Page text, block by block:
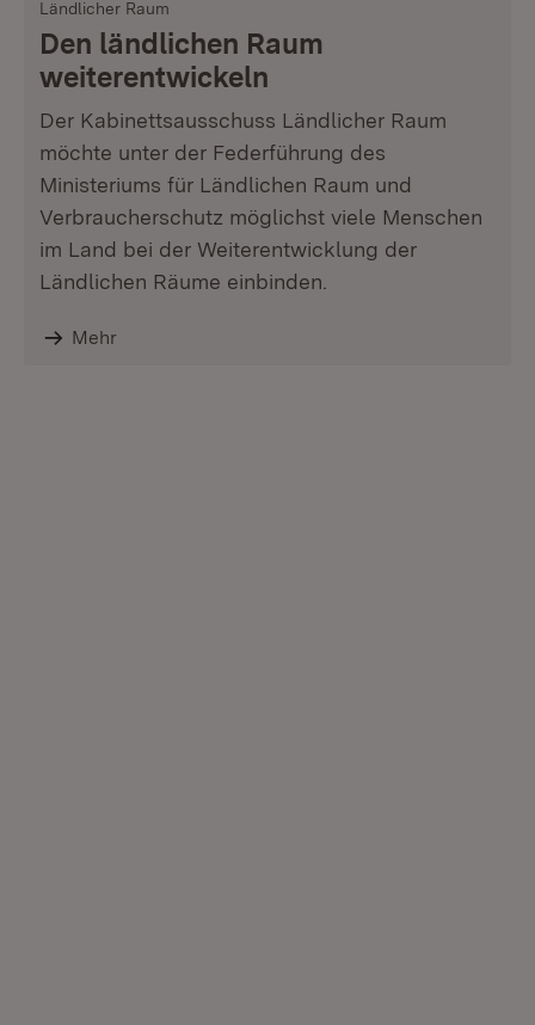
Ländlicher Raum
Den ländlichen Raum
weiterentwickeln
Der Kabinettsausschuss Ländlicher Raum
möchte unter der Federführung des
Ministeriums für Ländlichen Raum und
Verbraucherschutz möglichst viele Menschen
im Land bei der Weiterentwicklung der
Ländlichen Räume einbinden.
Mehr